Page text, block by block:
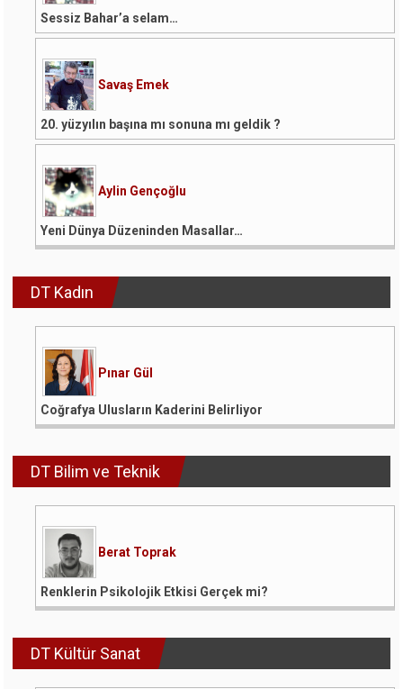
Sessiz Bahar’a selam…
Savaş Emek
20. yüzyılın başına mı sonuna mı geldik ?
Aylin Gençoğlu
Yeni Dünya Düzeninden Masallar…
DT Kadın
Pınar Gül
Coğrafya Ulusların Kaderini Belirliyor
DT Bilim ve Teknik
Berat Toprak
Renklerin Psikolojik Etkisi Gerçek mi?
DT Kültür Sanat